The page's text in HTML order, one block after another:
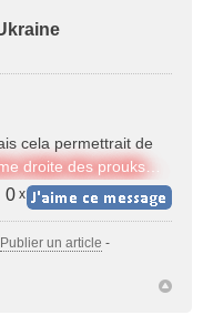
cela permettrait de
droite des prouks…
0 x
Publier un article -